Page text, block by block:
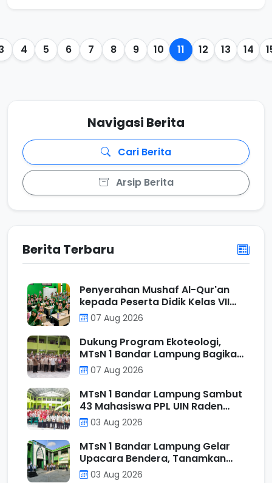
4 5 6 7 8 9 10 11 12 13 14
Navigasi Berita
Cari Berita
Arsip Berita
Berita Terbaru
Penyerahan Mushaf Al-Qur'an
kepada Peserta Didik Kelas VII
Program Unggulan MTs N 1
Bandar Lampung sebagai Wujud
Ecotheological Application
dalam Kurikulum Berbasis Cinta
07 Aug 2026
Dukung Program Ekoteologi,
MTsN 1 Bandar Lampung Bagikan
Tumbler kepada Murid Kelas VII
Reguler
07 Aug 2026
MTsN 1 Bandar Lampung Sambut
43 Mahasiswa PPL UIN Raden
Intan Lampung, Perkuat Sinergi
Mencetak Calon Pendidik
Profesional
03 Aug 2026
MTsN 1 Bandar Lampung Gelar
Upacara Bendera, Tanamkan
Nilai Positif Melalui Filosofi
03 Aug 2026